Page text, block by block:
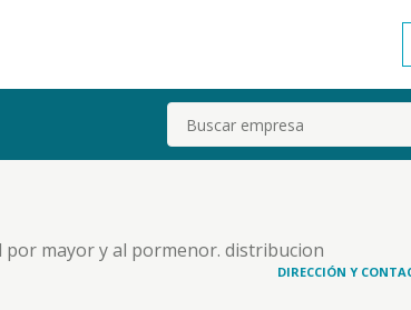
Buscar
mayor y al pormenor. distribucion
turismo, hosteleria y restauracion, etc
DIRECCIÓN Y